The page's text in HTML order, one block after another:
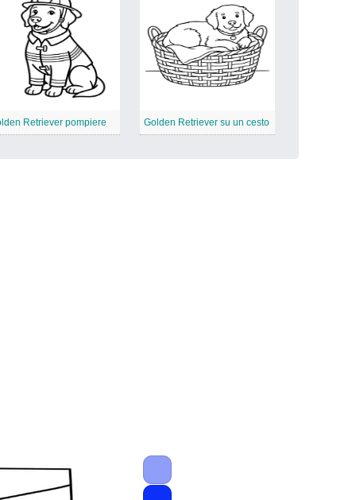
Retriever pompiere Golden Retriever su un cesto